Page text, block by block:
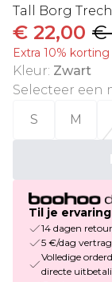
Tall Borg
€ 22,00 €
Extra 10%
Kleur: Zwart
Selecteer een
S
M
Til je
14 dagen
5 €/dag
Volledige
directe